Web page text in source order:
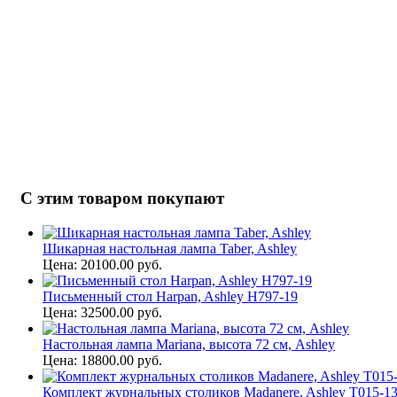
С этим товаром покупают
Шикарная настольная лампа Taber, Ashley
Цена: 20100.00 руб.
Письменный стол Harpan, Ashley H797-19
Цена: 32500.00 руб.
Настольная лампа Mariana, высота 72 см, Ashley
Цена: 18800.00 руб.
Комплект журнальных столиков Madanere, Ashley T015-13